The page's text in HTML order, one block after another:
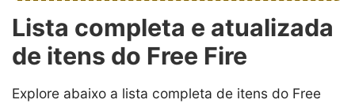
Lista completa e atualizada
de itens do Free Fire
Explore abaixo a lista completa de itens do Free